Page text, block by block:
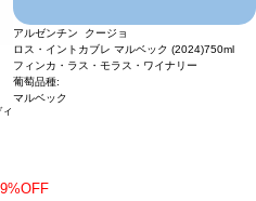
91ポイント、サクラアワード2023 ゴール
アルゼンチン クージョ
ロス・イントカブレ マルベック (2024)750ml
フィンカ・ラス・モラス・ワイナリー
葡萄品種:
マルベック
9%OFF